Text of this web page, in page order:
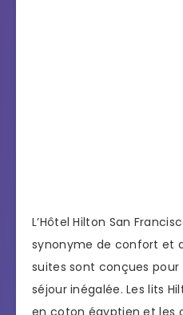
L’Hôtel Hilton San
synonyme de confort et
suites sont conçues
séjour inégalée. Les lits